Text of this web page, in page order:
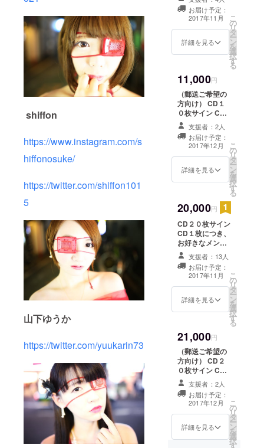
shiffon
https://www.instagram.com/s
hiffonosuke/
https://twitter.com/shiffon101
5
山下ゆうか
https://twitter.com/yuukarin73
中小企業、
大手企業、
地方自治
体、国まで
を網羅す
おいても、
SNSからの
入社希望者
が12,000名
を超える実
績を持つ。
ンサーマー
し、140万人
のインフル
エンサーお
よび1万人以
上の一般モ
ニターと提
能事務所・
も連携し、
総合的な
マーケティ
ングを展開
している。
創業10期
目、500社以
上の企業に
しメン（１名）
からのサイン
トートバック
お届け予定：
2017年11月
詳細を見る
こ
の
リ
タ
ー
ン
を
選
択
す
る
11,000円
（郵送ご希望の
方向け） CD１
０枚サイン CD
１枚につき、お
好きなメンバー
よりCDへ推しメ
ン（１名）から
のサイン トート
バック
支援者：2人
お届け予定：
2017年12月
詳細を見る
こ
の
リ
タ
ー
ン
を
選
択
す
る
20,000円
CD２０枚サイン
CD１枚につき、
お好きなメン
バーよりCDへ推
しメン（１名）
からのサイン
トートバック
1stワンマン
DVD
支援者：13人
お届け予定：
2017年11月
詳細を見る
こ
の
リ
タ
ー
ン
を
選
択
す
る
21,000円
（郵送ご希望の
方向け） CD２
０枚サイン CD
１枚につき、お
好きなメンバー
よりCDへ推しメ
ン（１名）から
のサイン トート
バック 1stワン
支援者：2人
お届け予定：
2017年12月
詳細を見る
こ
の
リ
タ
ー
ン
を
選
択
す